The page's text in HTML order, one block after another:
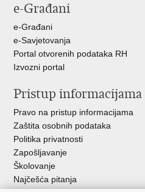
e-Građani
e-Građani
e-Savjetovanja
Portal otvorenih podataka RH
Izvozni portal
Pristup informacijama
Pravo na pristup informacijama
Zaštita osobnih podataka
Politika privatnosti
Zapošljavanje
Školovanje
Najčešća pitanja